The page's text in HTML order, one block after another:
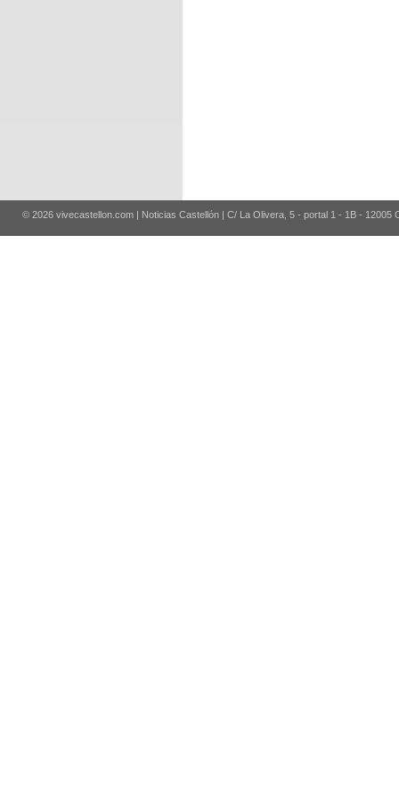
© 2026 vivecastellon.com | Noticias Castellón | C/ La Olivera, 5 - portal 1 - 1B - 12005